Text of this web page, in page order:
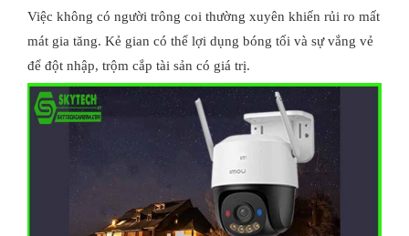
Việc không có người trông coi thường xuyên khiến rủi ro mất
mát gia tăng. Kẻ gian có thể lợi dụng bóng tối và sự vắng vẻ
để đột nhập, trộm cắp tài sản có giá trị.